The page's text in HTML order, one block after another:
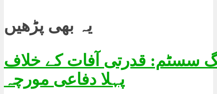
یہ بھی پڑھیں
سسٹم: قدرتی آفات کے خلاف
پہلا دفاعی مورچہ